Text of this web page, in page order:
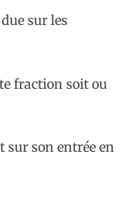
sur les
fraction soit ou
sur son entrée en